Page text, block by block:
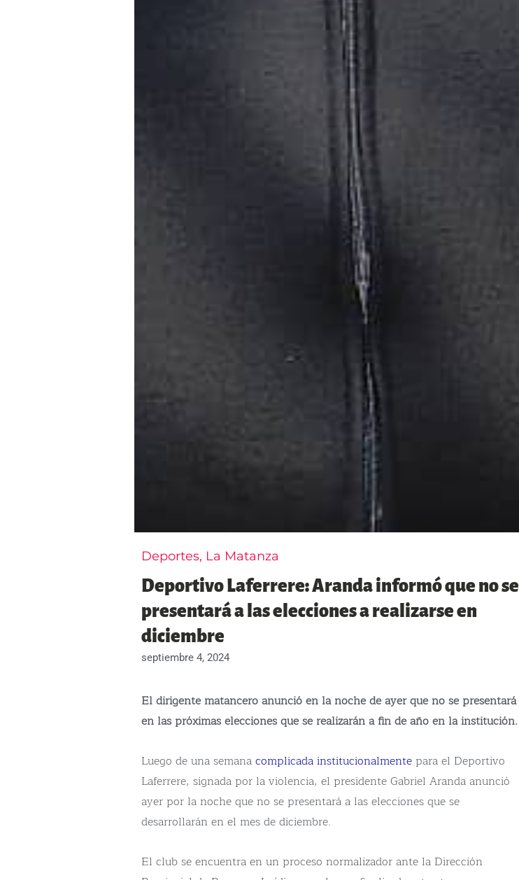
Deportes, La Matanza
Deportivo Laferrere: Aranda informó que no se
presentará a las elecciones a realizarse en
diciembre
septiembre 4, 2024
El dirigente matancero anunció en la noche de ayer que no se presentará
en las próximas elecciones que se realizarán a fin de año en la institución.
Luego de una semanacomplicada institucionalmente para el Deportivo
Laferrere, signada por la violencia, el presidente Gabriel Aranda anunció
ayer por la noche que no se presentará a las elecciones que se
desarrollarán en el mes de diciembre.
El club se encuentra en un proceso normalizador ante la Dirección